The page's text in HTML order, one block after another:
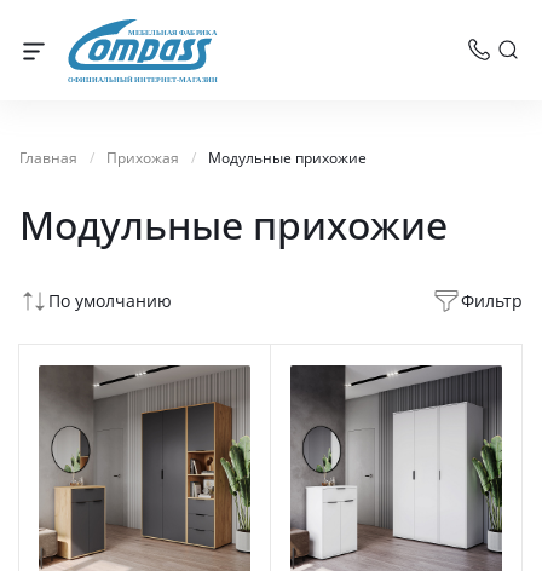
МЕБЕЛЬНАЯ ФАБРИКА
ОФИЦИАЛЬНЫЙ ИНТЕРНЕТ-МАГАЗИН
Главная / Прихожая / Модульные прихожие
Модульные прихожие
По умолчанию Фильтр